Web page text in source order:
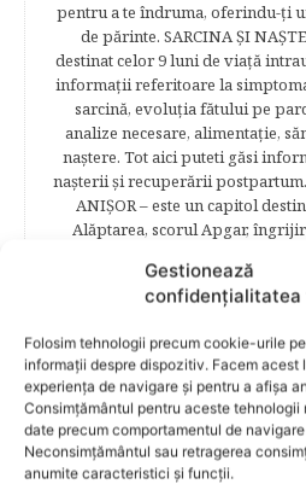
Gestionează
confidențialitatea
Folosim tehnologii precum cookie-urile
informații despre dispozitiv. Facem acest
experiența de navigare și pentru a afișa
Consimțământul pentru aceste tehnologii
date precum comportamentul de
Neconsimțământul sau retragerea
anumite caracteristici și funcții.
pentru a te îndruma, oferindu-ţi
de părinte. SARCINA ŞI
destinat celor 9 luni de viaţă
informaţii referitoare la
sarcină, evoluţia fătului pe
analize necesare, alimentaţie,
naştere. Tot aici puteti găsi
naşterii şi recuperării postpartum.
ANIŞOR – este un capitol
Alăptarea, scorul Apgar,
captivante subcategorii.
dedicat creşterii şi îngrijirii
se descurce cu propriul copil, cum
încât să crească perfect sănătos.
captivant în care poţi afla cum să
încât să poţi obţine performanţe
este un capitol destinat vieţii de
întreagă de sfaturi eficiente.